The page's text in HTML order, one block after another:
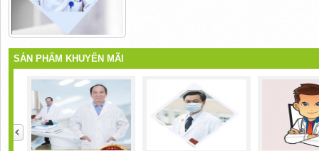
SẢN PHẨM KHUYẾN MÃI